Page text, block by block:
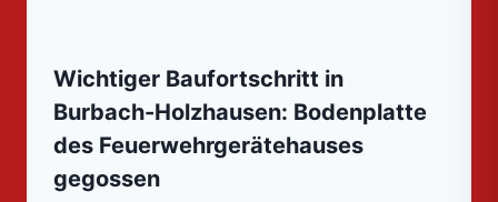
Wichtiger Baufortschritt in
Burbach-Holzhausen: Bodenplatte
des Feuerwehrgerätehauses
gegossen